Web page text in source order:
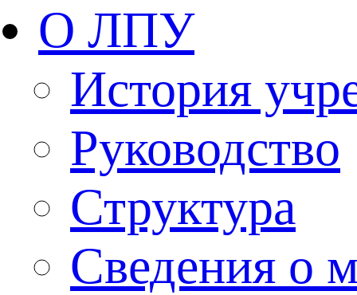
О ЛПУ
История
Руководство
Структура
Сведения о